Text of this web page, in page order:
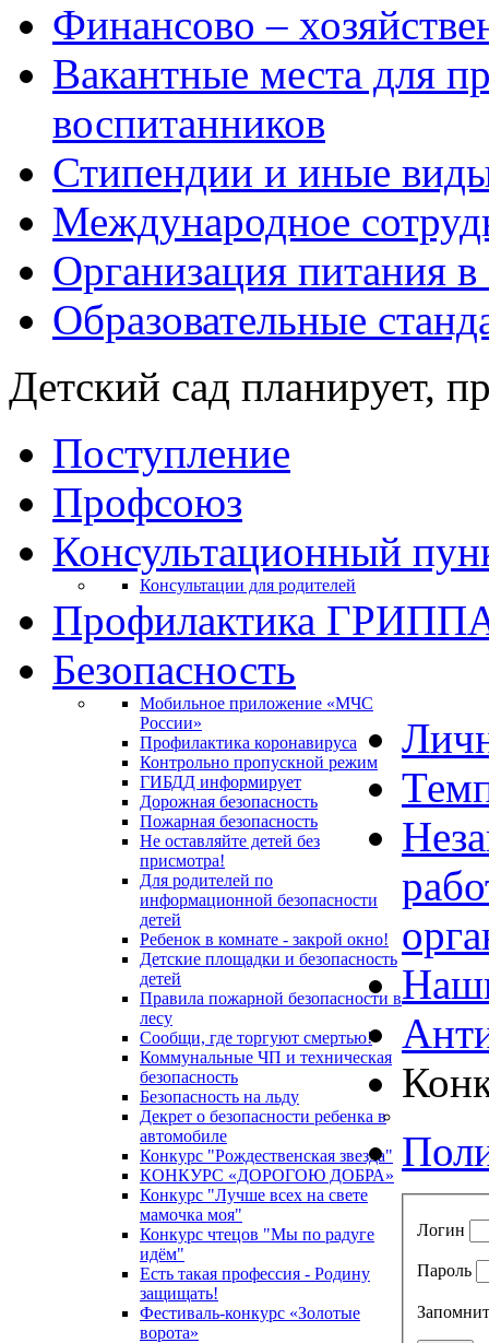
Финансово –
Вакантные места для
воспитанников
Стипендии и иные
Международное
Организация питания в
Образовательные
Детский сад планирует,
Поступление
Профсоюз
Консультационный
Консультации для родителей
Профилактика
Безопасность
Мобильное приложение «МЧС
России»
Профилактика коронавируса
Контрольно пропускной режим
ГИБДД информирует
Дорожная безопасность
Пожарная безопасность
Не оставляйте детей без
присмотра!
Для родителей по
информационной безопасности
детей
Ребенок в комнате - закрой окно!
Детские площадки и безопасность
детей
Правила пожарной безопасности в
лесу
Сообщи, где торгуют смертью!
Коммунальные ЧП и техническая
безопасность
Безопасность на льду
Декрет о безопасности ребенка в
автомобиле
Конкурс "Рождественская звезда"
КОНКУРС «ДОРОГОЮ ДОБРА»
Конкурс "Лучше всех на свете
мамочка моя"
Конкурс чтецов "Мы по радуге
идём"
Есть такая профессия - Родину
защищать!
Фестиваль-конкурс «Золотые
ворота»
Логин
Пароль